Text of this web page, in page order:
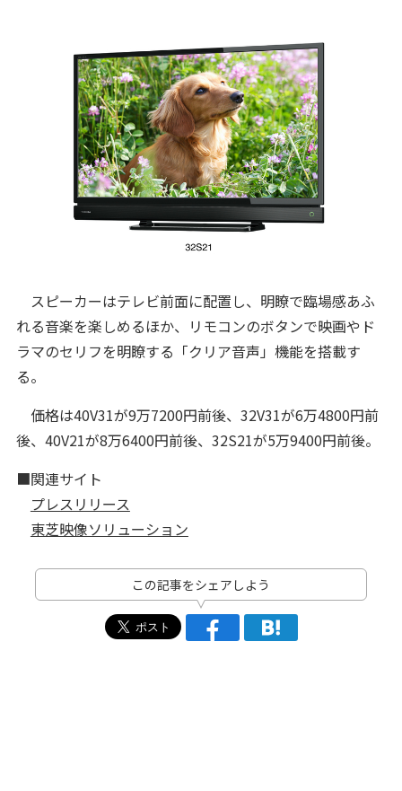
スピーカーはテレビ前面に配置し、明瞭で臨場感あふ
れる音楽を楽しめるほか、リモコンのボタンで映画やド
ラマのセリフを明瞭する「クリア音声」機能を搭載す
る。
価格は40V31が9万7200円前後、32V31が6万4800円前
後、40V21が8万6400円前後、32S21が5万9400円前後。
■関連サイト
プレスリリース
東芝映像ソリューション
この記事をシェアしよう